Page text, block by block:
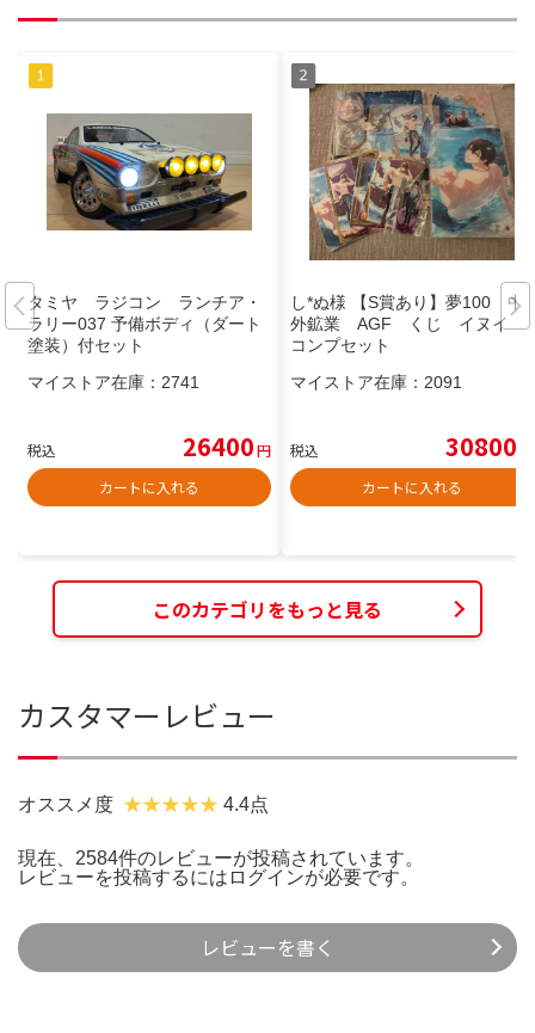
タミヤ ラジコン ランチア・
ラリー037 予備ボディ（ダート
塗装）付セット
マイストア在庫： 2741
税込 26400円
カートに入れる
し*ぬ様 【S賞あり】夢100 中
外鉱業 AGF くじ イヌイ
コンプセット
マイストア在庫： 2091
税込 30800
カートに入れる
このカテゴリをもっと見る
カスタマーレビュー
オススメ度 4.4点
現在、2584件のレビューが投稿されています。
レビューを投稿するには ログインが必要です。
レビューを書く